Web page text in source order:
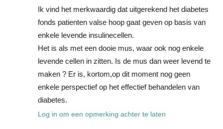
Ik vind het merkwaardig dat uitgerekend het diabetes
fonds patienten valse hoop gaat geven op basis van
enkele levende insulinecellen.
Het is als met een dooie mus, waar ook nog enkele
levende cellen in zitten. Is de mus dan weer levend te
maken ? Er is, kortom,op dit moment nog geen
enkele perspectief op het effectief behandelen van
diabetes.
Log in om een opmerking achter te laten